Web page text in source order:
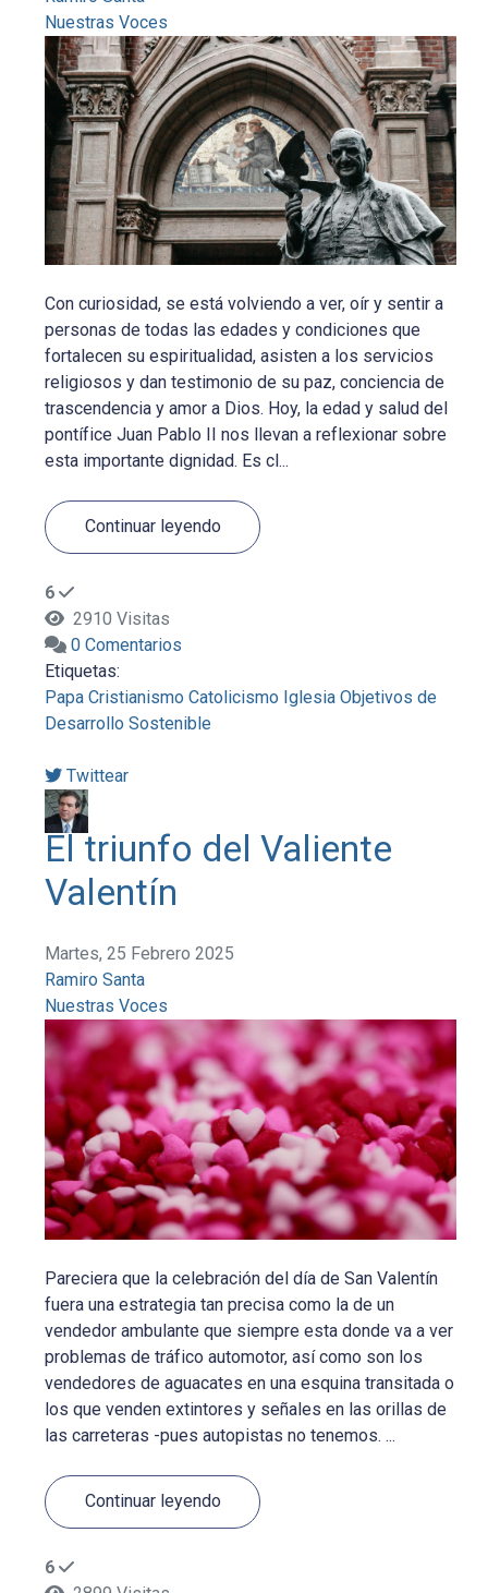
Nuestras Voces
Con curiosidad, se está volviendo a ver, oír y sentir a
personas de todas las edades y condiciones que
fortalecen su espiritualidad, asisten a los servicios
religiosos y dan testimonio de su paz, conciencia de
trascendencia y amor a Dios. Hoy, la edad y salud del
pontífice Juan Pablo II nos llevan a reflexionar sobre
esta importante dignidad. Es cl...
Continuar leyendo
6
2910 Visitas
0 Comentarios
Etiquetas:
Papa Cristianismo Catolicismo Iglesia Objetivos de
Desarrollo Sostenible
Twittear
El triunfo del Valiente
Valentín
Martes, 25 Febrero 2025
Ramiro Santa
Nuestras Voces
Pareciera que la celebración del día de San Valentín
fuera una estrategia tan precisa como la de un
vendedor ambulante que siempre esta donde va a ver
problemas de tráfico automotor, así como son los
vendedores de aguacates en una esquina transitada o
los que venden extintores y señales en las orillas de
las carreteras -pues autopistas no tenemos. ...
Continuar leyendo
6